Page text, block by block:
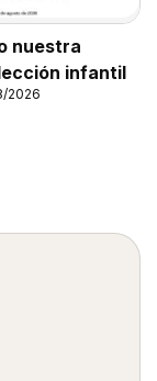
nuestra
infantil
2026